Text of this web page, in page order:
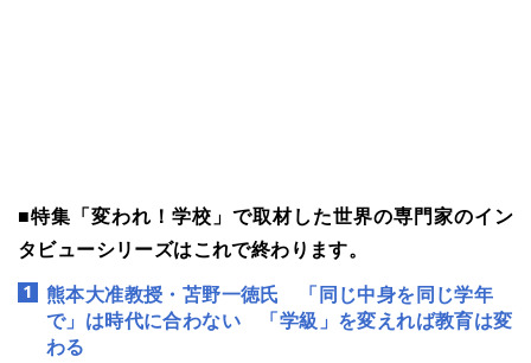
■特集「変われ！学校」で取材した世界の専門家のイン
タビューシリーズはこれで終わります。
熊本大准教授・苫野一徳氏 「同じ中身を同じ学年
で」は時代に合わない 「学級」を変えれば教育は変
わる